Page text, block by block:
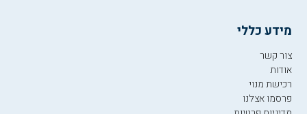
מידע כללי
צור קשר
אודות
רכישת מנוי
פרסמו אצלנו